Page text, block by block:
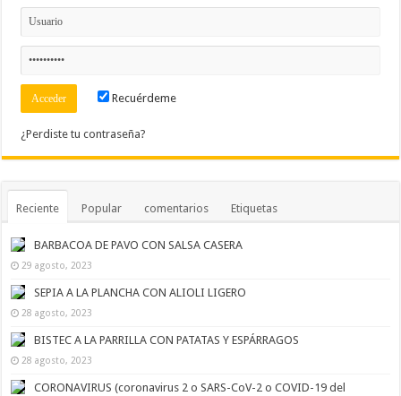
Recuérdeme
¿Perdiste tu contraseña?
Reciente Popular comentarios Etiquetas
BARBACOA DE PAVO CON SALSA CASERA
29 agosto, 2023
SEPIA A LA PLANCHA CON ALIOLI LIGERO
28 agosto, 2023
BISTEC A LA PARRILLA CON PATATAS Y ESPÁRRAGOS
28 agosto, 2023
CORONAVIRUS (coronavirus 2 o SARS-CoV-2 o COVID-19 del